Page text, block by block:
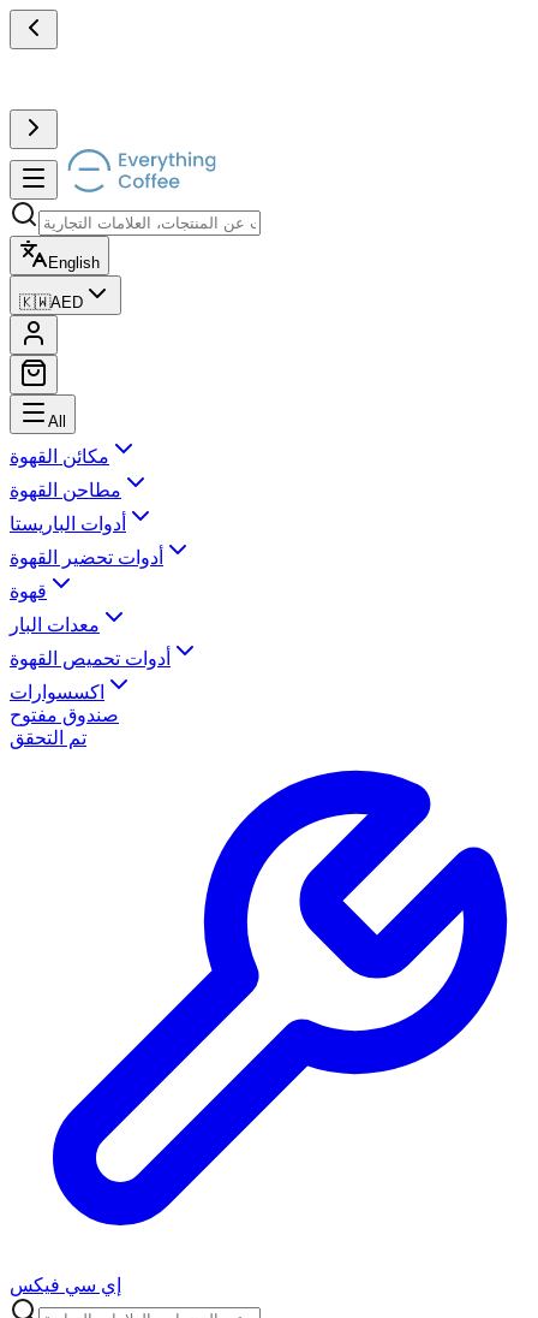
English
🇰🇼AED
All
مكائن القهوة
مطاحن القهوة
أدوات الباريستا
أدوات تحضير القهوة
قهوة
معدات البار
أدوات تحميص القهوة
اكسسوارات
صندوق مفتوح
تم التحقق
إي سي فيكس